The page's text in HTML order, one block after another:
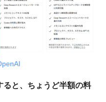
ると、ちょうど半額の料